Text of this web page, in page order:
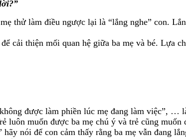
thử làm điều ngược lại là “lắng nghe” con.
cải thiện mối quan hệ giữa ba mẹ và bé. Lựa
được làm phiền lúc mẹ đang làm việc”,
luôn muốn được ba mẹ chú ý và trẻ cũng muốn
nói để con cảm thấy rằng ba mẹ vẫn đang